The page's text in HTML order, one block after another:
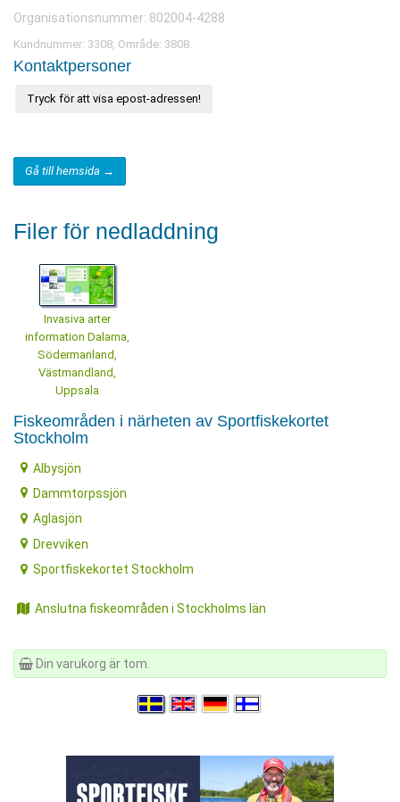
Organisationsnummer: 802004-4288
Kundnummer: 3308, Område: 3808.
Kontaktpersoner
Tryck för att visa epost-adressen!
Gå till hemsida →
Filer för nedladdning
Invasiva arter
information Dalarna,
Södermanland,
Västmandland,
Uppsala
Fiskeområden i närheten av Sportfiskekortet
Stockholm
Albysjön
Dammtorpssjön
Aglasjön
Drevviken
Sportfiskekortet Stockholm
Anslutna fiskeområden i Stockholms län
Din varukorg är tom.